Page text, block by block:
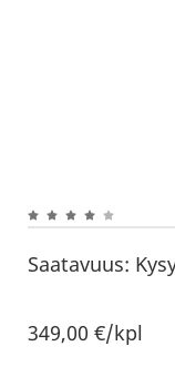
Saatavuus:
349,00€/kpl